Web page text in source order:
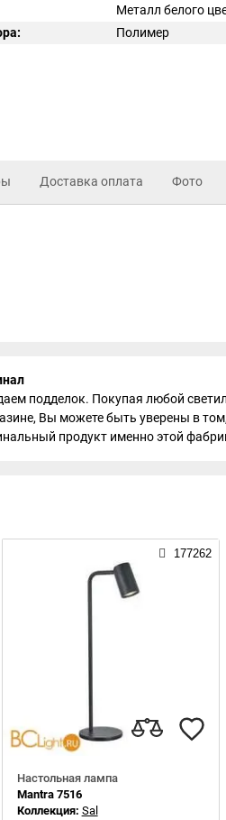
Металл белого
Полимер
Доставка оплата Фото
подделок. Покупая любой
Вы можете быть уверены в
продукт именно этой
177262
Настольная лампа
Mantra 7516
Коллекция: Sal